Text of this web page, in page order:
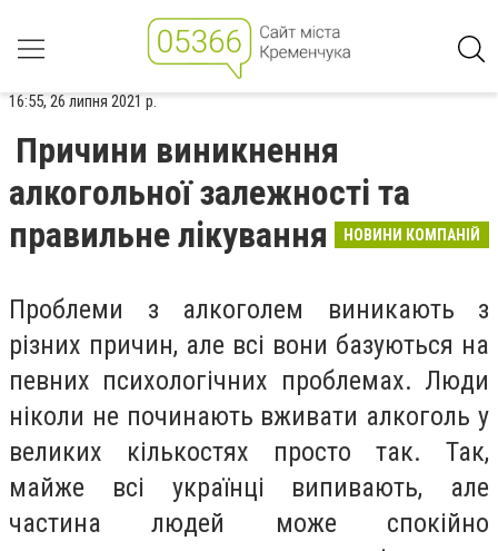
16:55, 26 липня 2021 р.
Причини виникнення
алкогольної залежності та
правильне лікування
НОВИНИ КОМПАНІЙ
Проблеми з алкоголем виникають з
різних причин, але всі вони базуються на
певних психологічних проблемах. Люди
ніколи не починають вживати алкоголь у
великих кількостях просто так. Так,
майже всі українці випивають, але
частина людей може спокійно